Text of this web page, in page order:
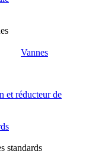
Vannes
et réducteur de
standards